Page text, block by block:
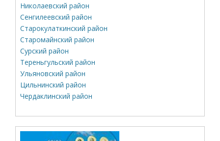
Николаевский район
Сенгилеевский район
Старокулаткинский район
Старомайнский район
Сурский район
Тереньгульский район
Ульяновский район
Цильнинский район
Чердаклинский район